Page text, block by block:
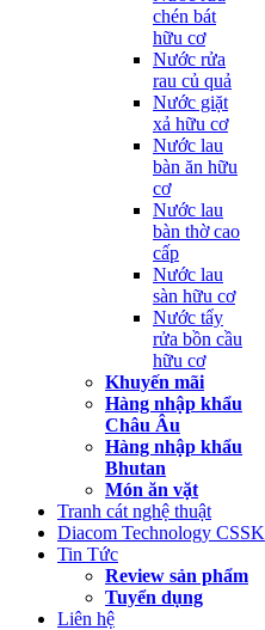
chén bát
hữu cơ
Nước rửa
rau củ quả
Nước giặt
xả hữu cơ
Nước lau
bàn ăn hữu
cơ
Nước lau
bàn thờ cao
cấp
Nước lau
sàn hữu cơ
Nước tẩy
rửa bồn cầu
hữu cơ
Khuyến mãi
Hàng nhập khẩu
Châu Âu
Hàng nhập khẩu
Bhutan
Món ăn vặt
Tranh cát nghệ thuật
Diacom Technology CSSK
Tin Tức
Review sản phẩm
Tuyển dụng
Liên hệ